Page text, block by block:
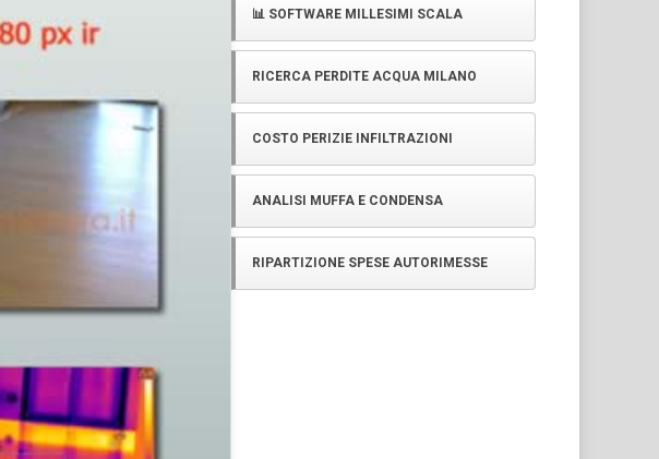
📊 SOFTWARE MILLESIMI SCALA
RICERCA PERDITE ACQUA MILANO
COSTO PERIZIE INFILTRAZIONI
ANALISI MUFFA E CONDENSA
RIPARTIZIONE SPESE AUTORIMESSE